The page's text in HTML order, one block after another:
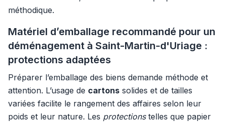
méthodique.
Matériel d’emballage recommandé pour un
déménagement à Saint-Martin-d'Uriage :
protections adaptées
Préparer l’emballage des biens demande méthode et
attention. L’usage de cartons solides et de tailles
variées facilite le rangement des affaires selon leur
poids et leur nature. Les protectionstelles que papier